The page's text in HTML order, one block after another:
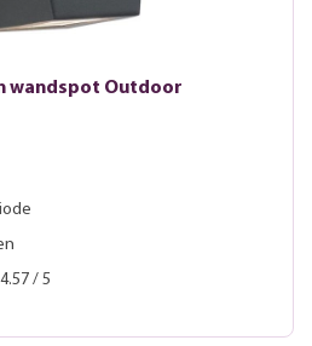
wandspot Outdoor
/ 5